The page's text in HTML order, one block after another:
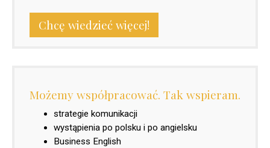
Chcę wiedzieć więcej!
Możemy współpracować. Tak wspieram.
strategie komunikacji
wystąpienia po polsku i po angielsku
Business English